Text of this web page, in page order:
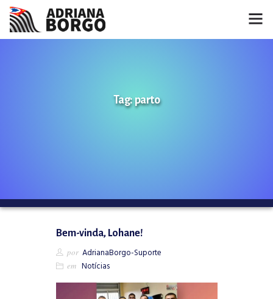
Tag: parto
Bem-vinda, Lohane!
por AdrianaBorgo-Suporte
em Notícias